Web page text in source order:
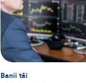
Banii tăi